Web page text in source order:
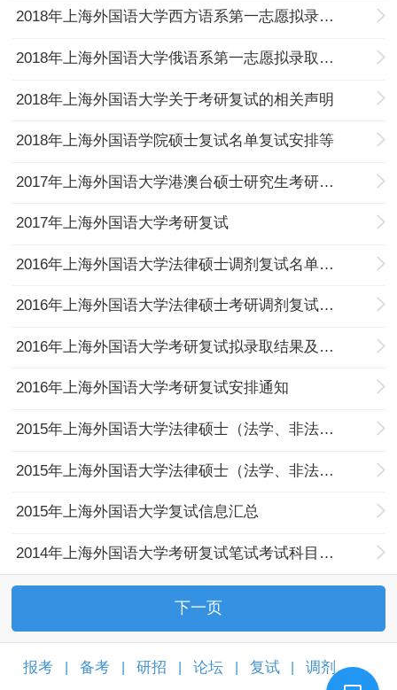
2018年上海外国语大学西方语系第一志愿拟录取结果及成绩(不含专项计划)
2018年上海外国语大学俄语系第一志愿拟录取结果及成绩(不含专项计划)
2018年上海外国语大学关于考研复试的相关声明
2018年上海外国语学院硕士复试名单复试安排等
2017年上海外国语大学港澳台硕士研究生考研复试名单及复试通知
2017年上海外国语大学考研复试
2016年上海外国语大学法律硕士调剂复试名单及调剂复试通知
2016年上海外国语大学法律硕士考研调剂复试结果及成绩公示
2016年上海外国语大学考研复试拟录取结果及成绩公示
2016年上海外国语大学考研复试安排通知
2015年上海外国语大学法律硕士（法学、非法学）考生调剂复试名单及复试拟录取结果公示
2015年上海外国语大学法律硕士（法学、非法学）考生调剂复试名单及复试工作相关通知
2015年上海外国语大学复试信息汇总
2014年上海外国语大学考研复试笔试考试科目及参考书目
下一页
报考 备考 研招 论坛 复试 调剂